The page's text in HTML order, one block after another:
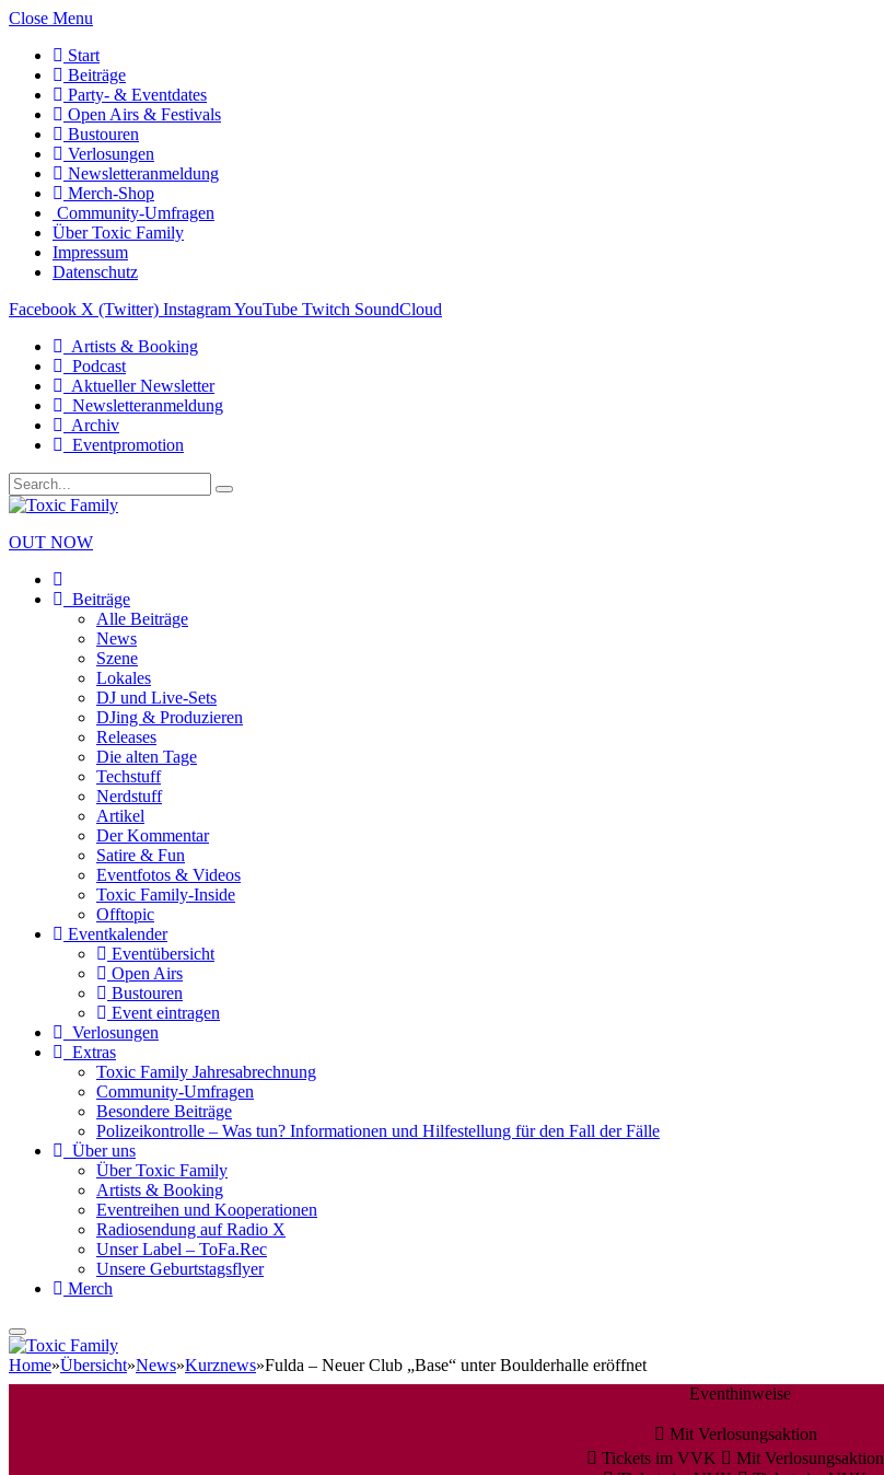
Close Menu
Start
Beiträge
Party- & Eventdates
Open Airs & Festivals
Bustouren
Verlosungen
Newsletteranmeldung
Merch-Shop
Community-Umfragen
Über Toxic Family
Impressum
Datenschutz
Facebook X (Twitter) InstagramYouTube Twitch SoundCloud
Artists & Booking
Podcast
Aktueller Newsletter
Newsletteranmeldung
Archiv
Eventpromotion
OUT NOW
Beiträge
Alle Beiträge
News
Szene
Lokales
DJ und Live-Sets
DJing & Produzieren
Releases
Die alten Tage
Techstuff
Nerdstuff
Artikel
Der Kommentar
Satire & Fun
Eventfotos & Videos
Toxic Family-Inside
Offtopic
Eventkalender
Eventübersicht
Open Airs
Bustouren
Event eintragen
Verlosungen
Extras
Toxic Family Jahresabrechnung
Community-Umfragen
Besondere Beiträge
Polizeikontrolle – Was tun? Informationen und Hilfestellung für den Fall der Fälle
Über uns
Über Toxic Family
Artists & Booking
Eventreihen und Kooperationen
Radiosendung auf Radio X
Unser Label – ToFa.Rec
Unsere Geburtstagsflyer
Merch
Home»Übersicht»News»Kurznews»Fulda – Neuer Club „Base“ unter Boulderhalle eröffnet
Eventhinweise
Mit Verlosungsaktion
Tickets im VVK
Mit Verlosungsaktion